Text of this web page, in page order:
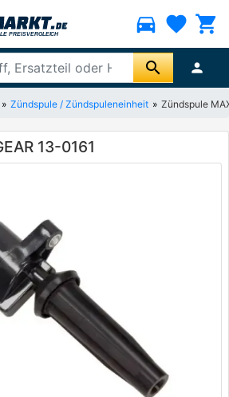
directions_car favorite shopping_cart
search person
Zündspule / Zündspuleneinheit Zündspule
13-0161